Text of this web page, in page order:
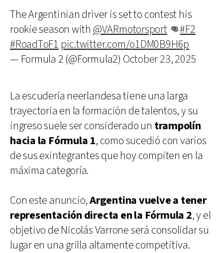
The Argentinian driver is set to contest his
rookie season with @VARmotorsport👊#F2
#RoadToF1 pic.twitter.com/o1DM0B9H6p
— Formula 2 (@Formula2) October 23, 2025
La escudería neerlandesa tiene una larga
trayectoria en la formación de talentos, y su
ingreso suele ser considerado un trampolín
hacia la Fórmula 1, como sucedió con varios
de sus exintegrantes que hoy compiten en la
máxima categoría.
Con este anuncio,Argentina vuelve a tener
representación directa en la Fórmula 2, y el
objetivo de Nicolás Varrone será consolidar su
lugar en una grilla altamente competitiva.